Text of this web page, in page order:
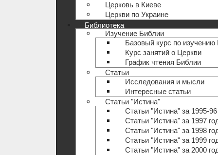
Церковь в Киеве
Церкви по Украине
Библиотека
Изучение Библии
Базовый курс по изучению
Курс занятий о Церкви
График чтения Библии
Статьи
Исследования и мысли
Интересные статьи
Статьи "Истина"
Статьи "Истина" за 1995-
Статьи "Истина" за 1997
Статьи "Истина" за 1998
Статьи "Истина" за 1999
Статьи "Истина" за 2000